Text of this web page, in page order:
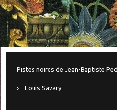
Pistes noires de Jean-Baptiste
Louis Savary